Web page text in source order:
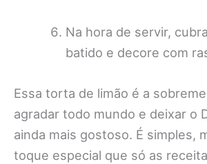
Na hora de servir,
batido e decore com
Essa torta de limão é a
agradar todo mundo e deixar o
ainda mais gostoso. É simples,
toque especial que só as